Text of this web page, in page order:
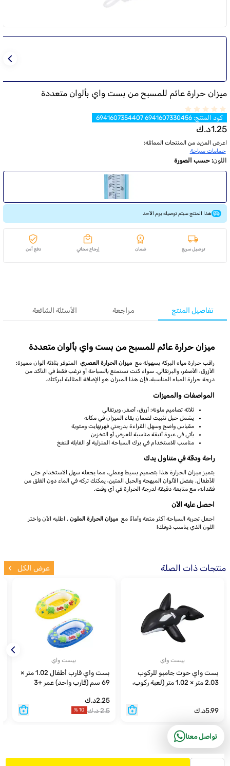
ميزان حرارة عائم للمسبح من بست واي بألوان متعددة
كود المنتج:
6941607330456 6941607354407
1.25د.ك
اعرض المزيد من المنتجات المماثلة:
حمامات سباحة
اللون: حسب الصورة
هذا المنتج سيتم توصيله يوم الأحد
توصيل سريع ضمان إرجاع مجاني دفع آمن
تفاصيل المنتج مراجعة الأسئلة الشائعة
ميزان حرارة عائم للمسبح من بست واي بألوان متعددة
راقب حرارة مياه البركة بسهولة مع ميزان الحرارة العصري
المتوفر بثلاثة ألوان مميزة:
الأزرق، الأصفر، والبرتقالي. سواء كنت تستمتع بالسباحة أو ترغب فقط في التأكد من
درجة حرارة المياه المناسبة، فإن هذا الميزان هو الإضافة المثالية لبركتك.
المواصفات والمميزات
ثلاثة تصاميم ملونة: أزرق، أصفر، وبرتقالي
يشمل حبل تثبيت لضمان بقاء الميزان في مكانه
مقياس واضح وسهل القراءة بدرجتي فهرنهايت ومئوية
يأتي في عبوة أنيقة مناسبة للعرض أو التخزين
مناسب للاستخدام في برك السباحة المنزلية أو القابلة للنفخ
راحة ودقة في متناول يدك
يتميز ميزان الحرارة هذا بتصميم بسيط وعملي، مما يجعله سهل الاستخدام حتى
للأطفال. بفضل الألوان المبهجة والحبل المتين، يمكنك تركه في الماء دون القلق من
فقدانه، مع متابعة دقيقة لدرجة الحرارة في أي وقت.
احصل عليه الآن
اجعل تجربة السباحة أكثر متعة وأمانًا مع ميزان الحرارة الملون . اطلبه الآن واختر
اللون الذي يناسب ذوقك!
منتجات ذات الصلة عرض الكل
بيست واي
بست واي حوت جامبو للركوب
2.03 متر × 1.02 متر (لعبة ركوب،
5.99د.ك
بيست واي
بست واي قارب أطفال 1.02 متر ×
69 سم (قارب واحد) عمر +3
2.25د.ك
2.5د.ك 10
%
تواصل معنا